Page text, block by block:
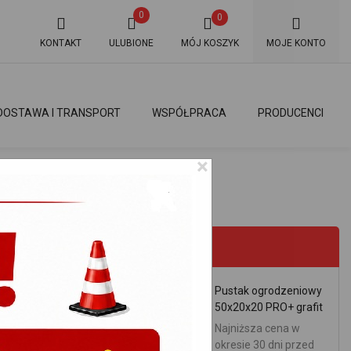
KONTAKT
0
ULUBIONE MÓJ KOSZYK
0
MOJE KONTO
PRODUCENCI
WSPÓŁPRACA
I TRANSPORT
od Warszawy
Pustak ogrodzeniowy
50x20x20 PRO+ grafit
Najniższa cena w
okresie 30 dni przed
×